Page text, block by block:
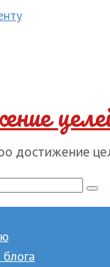
достижение